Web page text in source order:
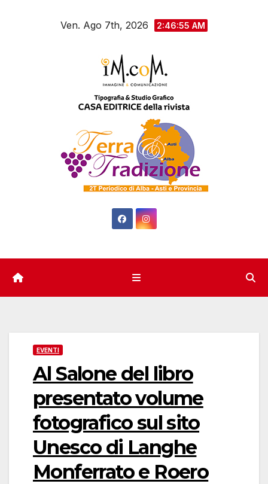
Ven. Ago 7th, 2026 2:46:56 AM
EVENTI
Al Salone del libro
presentato volume
fotografico sul sito
Unesco di Langhe
Monferrato e Roero